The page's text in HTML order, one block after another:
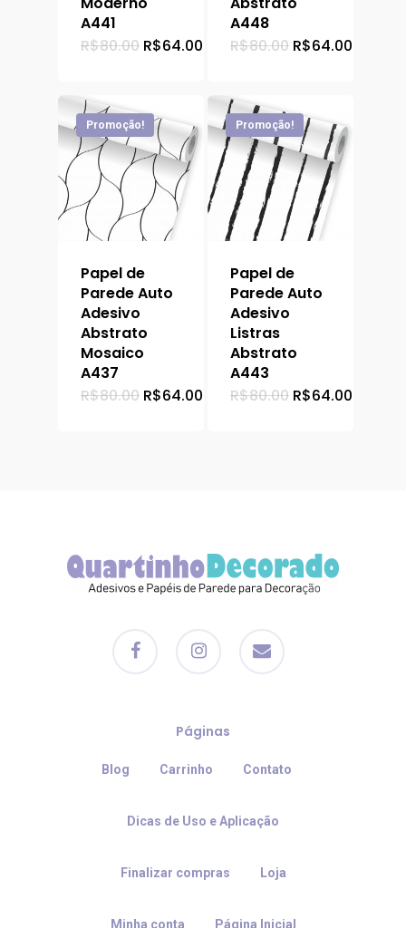
A441
R$80.00 O
R$64.00
R$64.00.
A448
R$80.00 O
R$64.00
Promoção!
Papel de
Parede Auto
Adesivo
Abstrato
Mosaico
A437
R$80.00 O
R$64.00
Promoção!
Papel de
Parede Auto
Adesivo
Listras
Abstrato
A443
R$80.00 O
R$64.00
facebook instagram
Páginas
Blog Carrinho Contato
Dicas de Uso e Aplicação
Finalizar compras Loja
Minha conta Página Inicial